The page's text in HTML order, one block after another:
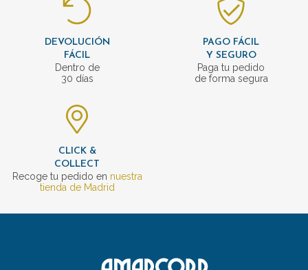
DEVOLUCIÓN
FÁCIL
Dentro de
30 días
PAGO FÁCIL
Y SEGURO
Paga tu pedido
de forma segura
CLICK &
COLLECT
Recoge tu pedido en nuestra
tienda de Madrid